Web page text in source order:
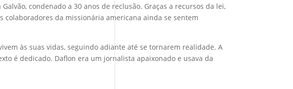
condenado a 30 anos de reclusão. Graças a recursos da lei,
colaboradores da missionária americana ainda se sentem
às suas vidas, seguindo adiante até se tornarem realidade. A
é dedicado. Daflon era um jornalista apaixonado e usava da